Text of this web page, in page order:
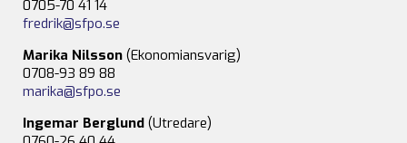
0705-70 41 14
fredrik@sfpo.se
Marika Nilsson (Ekonomiansvarig)
0708-93 89 88
marika@sfpo.se
Ingemar Berglund (Utredare)